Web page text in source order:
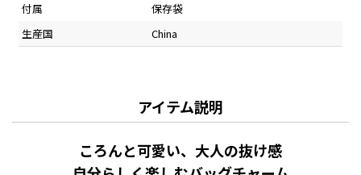
付属
保存袋
生産国
China
アイテム説明
ころんと可愛い、大人の抜け感